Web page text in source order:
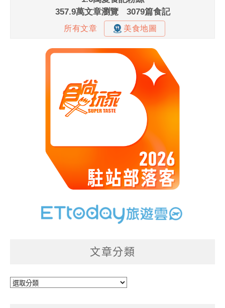
文章分類
文